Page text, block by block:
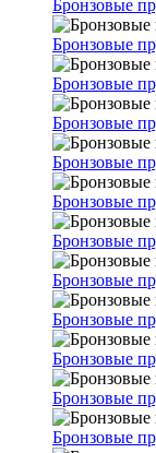
Бронзовые
Бронзовые
Бронзовые
Бронзовые
Бронзовые
Бронзовые
Бронзовые
Бронзовые
Бронзовые
Бронзовые
Бронзовые
Бронзовые